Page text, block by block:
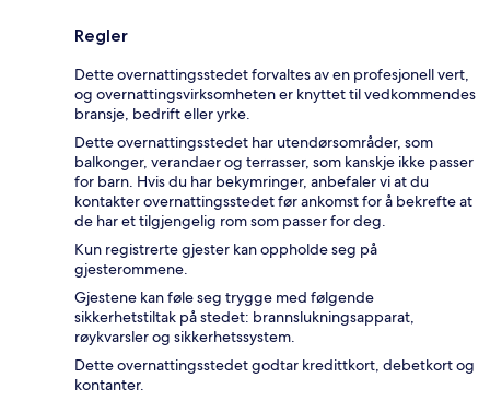
Regler
Dette overnattingsstedet forvaltes av en profesjonell vert,
og overnattingsvirksomheten er knyttet til vedkommendes
bransje, bedrift eller yrke.
Dette overnattingsstedet har utendørsområder, som
balkonger, verandaer og terrasser, som kanskje ikke passer
for barn. Hvis du har bekymringer, anbefaler vi at du
kontakter overnattingsstedet før ankomst for å bekrefte at
de har et tilgjengelig rom som passer for deg.
Kun registrerte gjester kan oppholde seg på
gjesterommene.
Gjestene kan føle seg trygge med følgende
sikkerhetstiltak på stedet: brannslukningsapparat,
røykvarsler og sikkerhetssystem.
Dette overnattingsstedet godtar kredittkort, debetkort og
kontanter.